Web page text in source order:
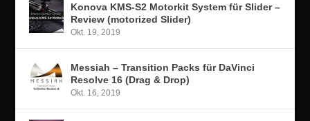
Konova KMS-S2 Motorkit System für Slider –
Review (motorized Slider)
Okt. 19, 2019
Messiah – Transition Packs für DaVinci
Resolve 16 (Drag & Drop)
Okt. 16, 2019